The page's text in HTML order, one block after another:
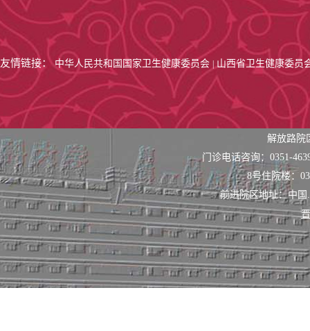
友情链接：中华人民共和国国家卫生健康委员会 山西省卫生健康委员
解放路
门诊电话咨询：0351-
8号住院楼：
前进院区地址：中